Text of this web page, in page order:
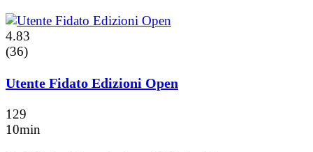
4.83
(36)
Utente Fidato Edizioni Open
129
10min